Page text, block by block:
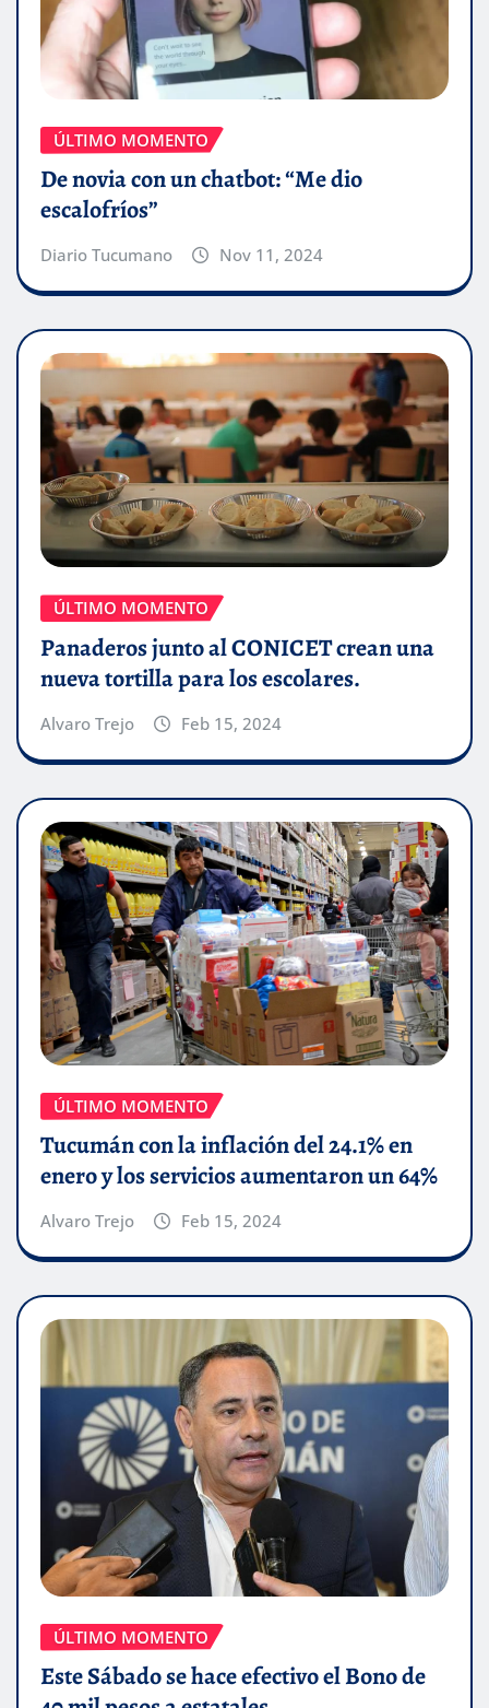
ÚLTIMO MOMENTO
De novia con un chatbot: “Me dio
escalofríos”
Diario Tucumano Nov 11, 2024
ÚLTIMO MOMENTO
Panaderos junto al CONICET crean una
nueva tortilla para los escolares.
Alvaro Trejo Feb 15, 2024
ÚLTIMO MOMENTO
Tucumán con la inflación del 24.1% en
enero y los servicios aumentaron un 64%
Alvaro Trejo Feb 15, 2024
ÚLTIMO MOMENTO
Este Sábado se hace efectivo el Bono de